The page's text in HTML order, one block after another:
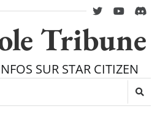
twitteryoutube
Tribune
SUR STAR CITIZEN